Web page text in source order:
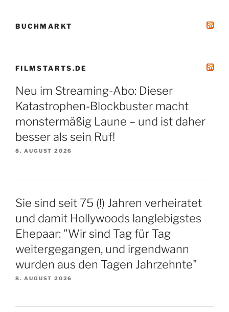
BUCHMARKT
FILMSTARTS.DE
Neu im Streaming-Abo: Dieser
Katastrophen-Blockbuster macht
monstermäßig Laune – und ist daher
besser als sein Ruf!
8. AUGUST 2026
Sie sind seit 75 (!) Jahren verheiratet
und damit Hollywoods langlebigstes
Ehepaar: "Wir sind Tag für Tag
weitergegangen, und irgendwann
wurden aus den Tagen Jahrzehnte"
8. AUGUST 2026